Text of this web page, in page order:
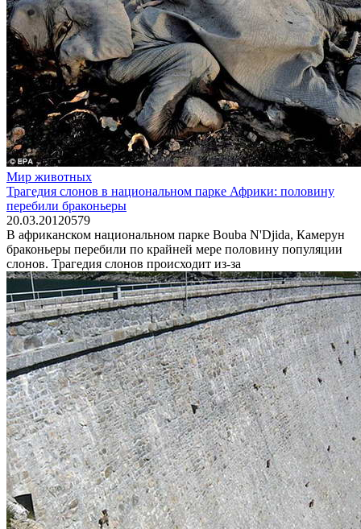
Мир животных
Трагедия слонов в национальном парке Африки: половину
перебили браконьеры
20.03.20120579
В африканском национальном парке Bouba N'Djida, Камерун
браконьеры перебили по крайней мере половину популяции
слонов. Трагедия слонов происходит из-за